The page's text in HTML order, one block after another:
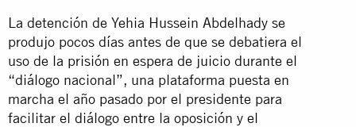
La detención de Yehia Hussein Abdelhady se
produjo pocos días antes de que se debatiera el
uso de la prisión en espera de juicio durante el
“diálogo nacional”, una plataforma puesta en
marcha el año pasado por el presidente para
facilitar el diálogo entre la oposición y el